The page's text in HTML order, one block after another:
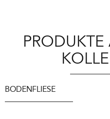
PRODUKTE
BODENFLIESE